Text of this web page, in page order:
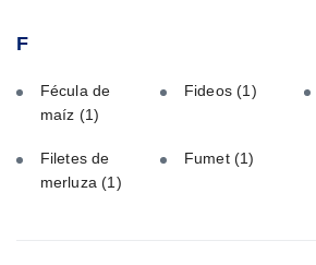
F
Fécula de
maíz (1)
Fideos(1)
Filetes de
merluza(1)
Fumet (1)